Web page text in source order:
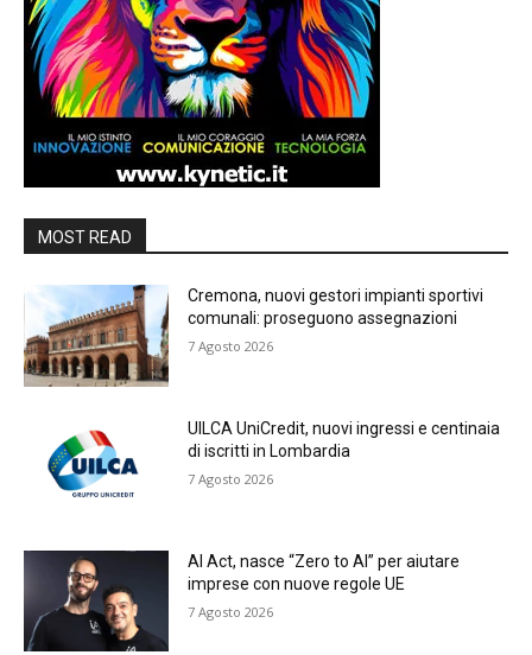
MOST READ
Cremona, nuovi gestori impianti sportivi
comunali: proseguono assegnazioni
7 Agosto 2026
UILCA UniCredit, nuovi ingressi e centinaia
di iscritti in Lombardia
7 Agosto 2026
AI Act, nasce “Zero to AI” per aiutare
imprese con nuove regole UE
7 Agosto 2026